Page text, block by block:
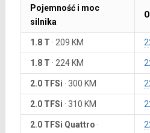
Pojemność i moc
silnika
1.8 T · 209 KM
1.8 T · 224 KM
2.0 TFSi · 300 KM
2.0 TFSi · 310 KM
2.0 TFSi Quattro ·